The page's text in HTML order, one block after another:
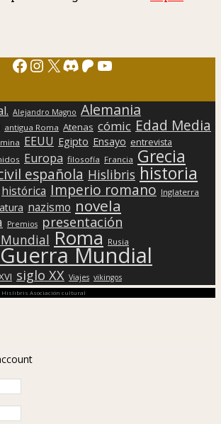
Facebook
Instagram
X Discord
Patreon
YouTube
Alejandro Magno Alemania
antigua Roma Atenas cómic Edad Media
EEUU Egipto Ensayo entrevista
Europa filosofía Francia Grecia
española Hislibris historia
histórica Imperio romano Inglaterra
nazismo novela
Premios presentación
Roma Rusia
Mundial
siglo XX Viajes vikingos
Hislibris Asociación cultural